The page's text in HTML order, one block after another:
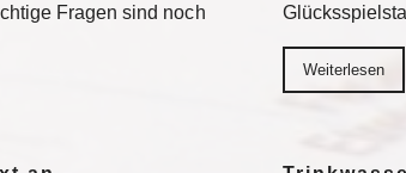
Fragen sind noch
Weiterlesen